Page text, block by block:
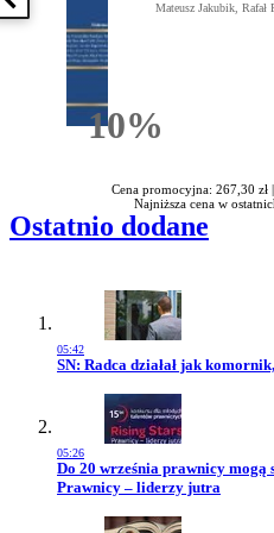
Poprzednia książka
10%Rabatu
Mateusz Jakubik, Rafał
Cena promocyjna: 267,30 zł |
Najniższa cena w
Ostatnio dodane
05:42
Przejdź do artykułu:
SN: Radca działał jak
05:26
Przejdź do artykułu:
Do 20 września prawnicy mogą
Prawnicy – liderzy jutra